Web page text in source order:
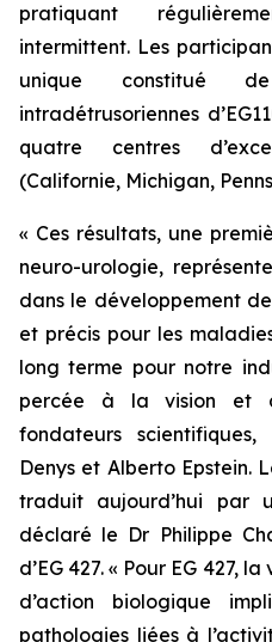
pratiquant
intermittent. Les
unique constitué
intradétrusoriennes
quatre centres
(Californie, Michigan,
« Ces résultats, une
neuro-urologie,
dans le développement
et précis pour les
long terme pour notre
percée à la vision et
fondateurs scientifiques,
Denys et Alberto Epstein.
traduit aujourd’hui par
déclaré le Dr Philippe
d’EG 427. « Pour EG 427,
d’action biologique
pathologies liées à